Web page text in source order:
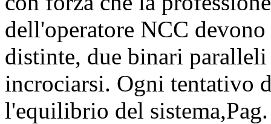
dell'operatore NCC
distinte, due binari
incrociarsi. Ogni tentativo
l'equilibrio del sistema,